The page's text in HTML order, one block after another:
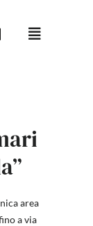
area
a via